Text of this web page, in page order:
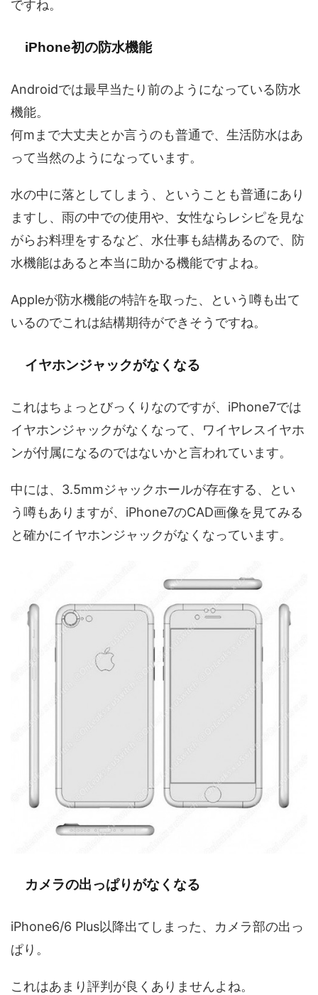
ですね。
iPhone初の防水機能
Androidでは最早当たり前のようになっている防水
機能。
何mまで大丈夫とか言うのも普通で、生活防水はあ
って当然のようになっています。
水の中に落としてしまう、ということも普通にあり
ますし、雨の中での使用や、女性ならレシピを見な
がらお料理をするなど、水仕事も結構あるので、防
水機能はあると本当に助かる機能ですよね。
Appleが防水機能の特許を取った、という噂も出て
いるのでこれは結構期待ができそうですね。
イヤホンジャックがなくなる
これはちょっとびっくりなのですが、iPhone7では
イヤホンジャックがなくなって、ワイヤレスイヤホ
ンが付属になるのではないかと言われています。
中には、3.5mmジャックホールが存在する、とい
う噂もありますが、iPhone7のCAD画像を見てみる
と確かにイヤホンジャックがなくなっています。
カメラの出っぱりがなくなる
iPhone6/6 Plus以降出てしまった、カメラ部の出っ
ぱり。
これはあまり評判が良くありませんよね。